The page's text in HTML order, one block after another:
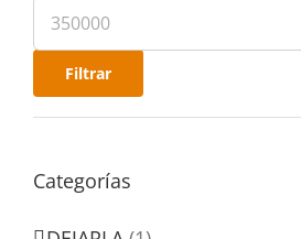
Filtrar
Categorías